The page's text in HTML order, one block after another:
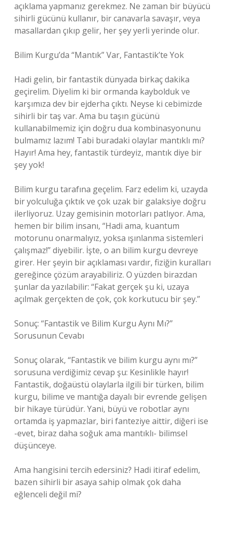
açıklama yapmanız gerekmez. Ne zaman bir büyücü
sihirli gücünü kullanır, bir canavarla savaşır, veya
masallardan çıkıp gelir, her şey yerli yerinde olur.
Bilim Kurgu’da “Mantık” Var, Fantastik’te Yok
Hadi gelin, bir fantastik dünyada birkaç dakika
geçirelim. Diyelim ki bir ormanda kaybolduk ve
karşımıza dev bir ejderha çıktı. Neyse ki cebimizde
sihirli bir taş var. Ama bu taşın gücünü
kullanabilmemiz için doğru dua kombinasyonunu
bulmamız lazım! Tabi buradaki olaylar mantıklı mı?
Hayır! Ama hey, fantastik türdeyiz, mantık diye bir
şey yok!
Bilim kurgu tarafına geçelim. Farz edelim ki, uzayda
bir yolculuğa çıktık ve çok uzak bir galaksiye doğru
ilerliyoruz. Uzay gemisinin motorları patlıyor. Ama,
hemen bir bilim insanı, “Hadi ama, kuantum
motorunu onarmalıyız, yoksa ışınlanma sistemleri
çalışmaz!” diyebilir. İşte, o an bilim kurgu devreye
girer. Her şeyin bir açıklaması vardır, fiziğin kuralları
gereğince çözüm arayabiliriz. O yüzden birazdan
şunlar da yazılabilir: “Fakat gerçek şu ki, uzaya
açılmak gerçekten de çok, çok korkutucu bir şey.”
Sonuç: “Fantastik ve Bilim Kurgu Aynı Mı?”
Sorusunun Cevabı
Sonuç olarak, “Fantastik ve bilim kurgu aynı mı?”
sorusuna verdiğimiz cevap şu: Kesinlikle hayır!
Fantastik, doğaüstü olaylarla ilgili bir türken, bilim
kurgu, bilime ve mantığa dayalı bir evrende gelişen
bir hikaye türüdür. Yani, büyü ve robotlar aynı
ortamda iş yapmazlar, biri fanteziye aittir, diğeri ise
-evet, biraz daha soğuk ama mantıklı- bilimsel
düşünceye.
Ama hangisini tercih edersiniz? Hadi itiraf edelim,
bazen sihirli bir asaya sahip olmak çok daha
eğlenceli değil mi?